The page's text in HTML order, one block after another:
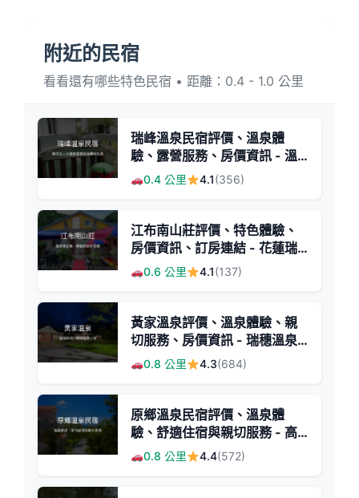
附近的民宿
看看還有哪些特色民宿 • 距離：0.4 - 1.0 公里
瑞峰溫泉民宿評價、溫泉體
驗、露營服務、房價資訊 - 溫
馨親切的花蓮溫泉住宿
0.4 公里 4.1(356)
江布南山莊評價、特色體驗、
房價資訊、訂房連結 - 花蓮瑞
穗溫泉民宿
0.6 公里 4.1(137)
黃家溫泉評價、溫泉體驗、親
切服務、房價資訊 - 瑞穗溫泉
民宿
0.8 公里 4.3(684)
原鄉溫泉民宿評價、溫泉體
驗、舒適住宿與親切服務 - 高
CP值溫泉旅宿
0.8 公里 4.4(572)